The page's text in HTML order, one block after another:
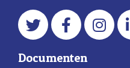
Documenten